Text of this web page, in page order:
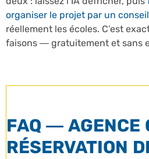
organiser le projet par un
réellement les écoles. C’est
faisons — gratuitement et sans
FAQ — AGENCE
RÉSERVATION